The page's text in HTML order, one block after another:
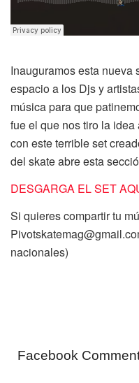
Inauguramos esta
espacio a los Djs y
música para que
fue el que nos tiro la
con este terrible set
del skate abre esta
DESGARGA EL SET
Si quieres compartir tu
nacionales)
Facebook